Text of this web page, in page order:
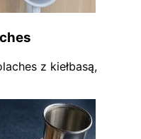
z kiełbasą,